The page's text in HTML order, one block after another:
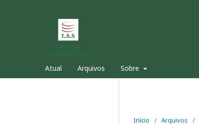
Atual Arquivos Sobre
Início / Arquivos /